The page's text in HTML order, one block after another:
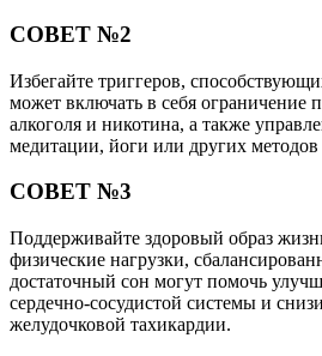
СОВЕТ №2
Избегайте триггеров,
может включать в себя ограничение
алкоголя и никотина, а также
медитации, йоги или других методов
СОВЕТ №3
Поддерживайте здоровый образ
физические нагрузки,
достаточный сон могут помочь
сердечно-сосудистой системы и
желудочковой тахикардии.